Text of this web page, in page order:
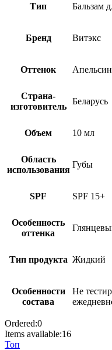
Тип Бальзам
Бренд Витэкс
Оттенок Апельсин
Страна-
изготовитель
Беларусь
Объем 10 мл
Область
использования
Губы
SPF SPF 15+
Особенность
оттенка
Тип продукта Жидкий
Особенности
состава
Не
Ordered:0
Items available:16
Топ